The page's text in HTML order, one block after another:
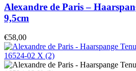
Alexandre de Paris –
9,5cm
€58,00